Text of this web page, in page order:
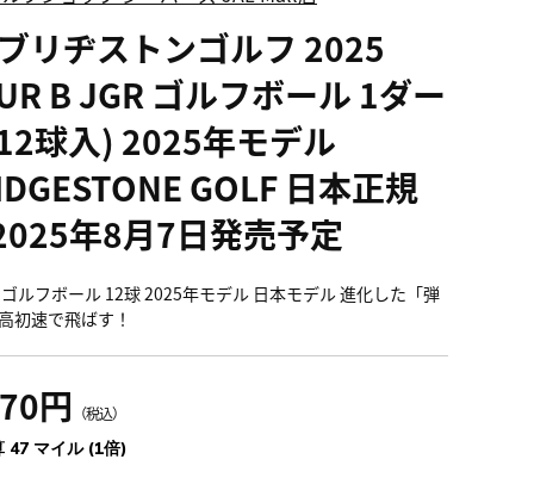
リヂストンゴルフ 2025
B JGR ゴルフボール 1ダー
球入) 2025年モデル
GOLF 日本正規
年8月7日発売予定
ルフボール 12球 2025年モデル 日本モデル 進化した「弾
初速で飛ばす！
円 （税込）
47 マイル (1倍)